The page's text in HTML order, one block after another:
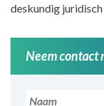
deskundig juridisch
Neem contact